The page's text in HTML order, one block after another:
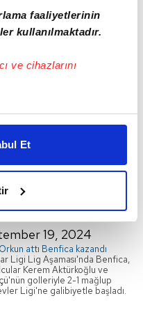
faaliyetlerinin
kullanılmaktadır.
ve cihazlarını
sizlere özel
Bunu yaparken
deneyimi sunmak
ve bu noktada,
isteriz.
izin vermedikleri
Et
Ligi'nde ilk maç, ilk
Kökçü'nün. 🚀
scDS9gYn8Z
19, 2024
attı Benfica kazandı
Ligi Lig Aşaması'nda Benfica,
Kerem Aktürkoğlu ve
golleriyle 2-1 mağlup
Ligi'ne galibiyetle başladı.